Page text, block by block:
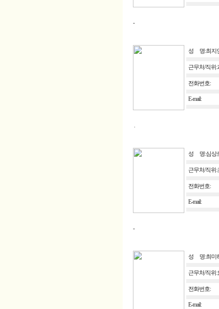
-
성 명:최지
근무처/직위
전화번호:
E-mail:
.
성 명:심상
근무처/직위:
전화번호:
E-mail:
-
성 명:최미
근무처/직위
전화번호:
E-mail: